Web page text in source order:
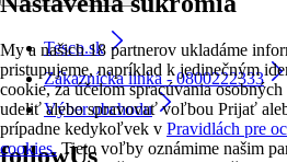
My a našich 18 partnerov ukladáme
pristupujeme, napríklad k jedinečným
cookie, za účelom spracúvania
udeliť alebo spravovať voľbou Prijať
prípadne kedykoľvek v Pravidlách pre
cookies. Tieto voľby oznámime našim
Tesco.sk
Zákaznícka linka - 0800222333
Výber obchodu
followUs